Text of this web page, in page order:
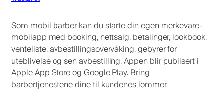
Som mobil barber kan du starte din egen merkevare-
mobilapp med booking, nettsalg, betalinger, lookbook,
venteliste, avbestillingsovervåking, gebyrer for
uteblivelse og sen avbestilling. Appen blir publisert i
Apple App Store og Google Play. Bring
barbertjenestene dine til kundenes lommer.